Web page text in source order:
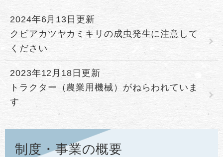
2024年6月13日更新
クビアカツヤカミキリの成虫発生に注意して
ください
2023年12月18日更新
トラクター（農業用機械）がねらわれていま
す
制度・事業の概要